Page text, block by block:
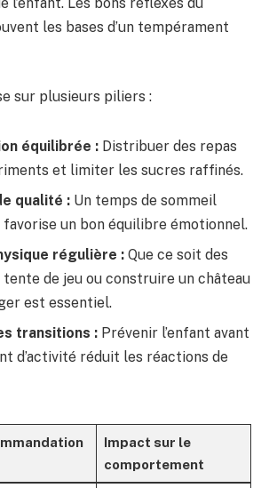
les bases d’un tempérament
sur plusieurs piliers :
équilibrée : Distribuer des repas
et limiter les sucres raffinés.
qualité : Un temps de sommeil
favorise un bon équilibre émotionnel.
régulière : Que ce soit des
tente de jeu ou construire un château
est essentiel.
transitions : Prévenir l’enfant avant
d’activité réduit les réactions de
Impact sur le
comportement